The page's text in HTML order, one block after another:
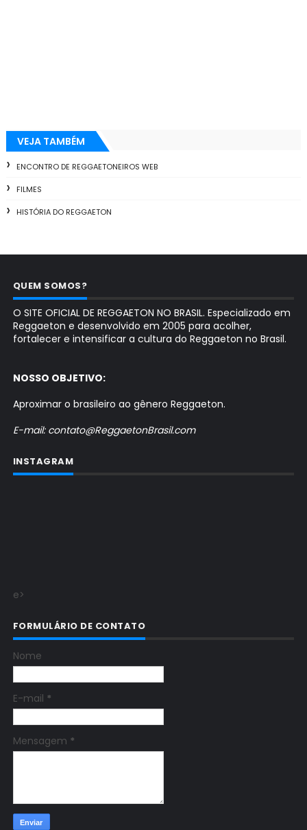
VEJA TAMBÉM
ENCONTRO DE REGGAETONEIROS WEB
FILMES
HISTÓRIA DO REGGAETON
QUEM SOMOS?
O SITE OFICIAL DE REGGAETON NO BRASIL. Especializado em
Reggaeton e desenvolvido em 2005 para acolher,
fortalecer e intensificar a cultura do Reggaeton no Brasil.
NOSSO OBJETIVO:
Aproximar o brasileiro ao gênero Reggaeton.
E-mail: contato@ReggaetonBrasil.com
INSTAGRAM
e>
FORMULÁRIO DE CONTATO
Nome
E-mail *
Mensagem *